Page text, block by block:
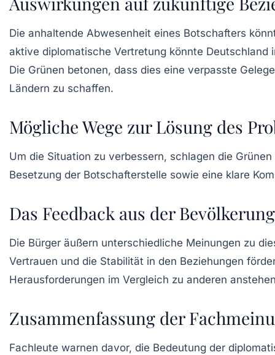
Die anhaltende Abwesenheit eines Botschafters
aktive diplomatische Vertretung könnte
Die Grünen betonen, dass dies eine verpasste
Ländern zu schaffen.
Mögliche Wege zur Lösung des
Um die Situation zu verbessern, schlagen die
Besetzung der Botschafterstelle sowie eine klare
Das Feedback aus der Bevölkerung
Die Bürger äußern unterschiedliche Meinungen zu
Vertrauen und die Stabilität in den Beziehungen
Herausforderungen im Vergleich zu anderen
Zusammenfassung der
Fachleute warnen davor, die Bedeutung der